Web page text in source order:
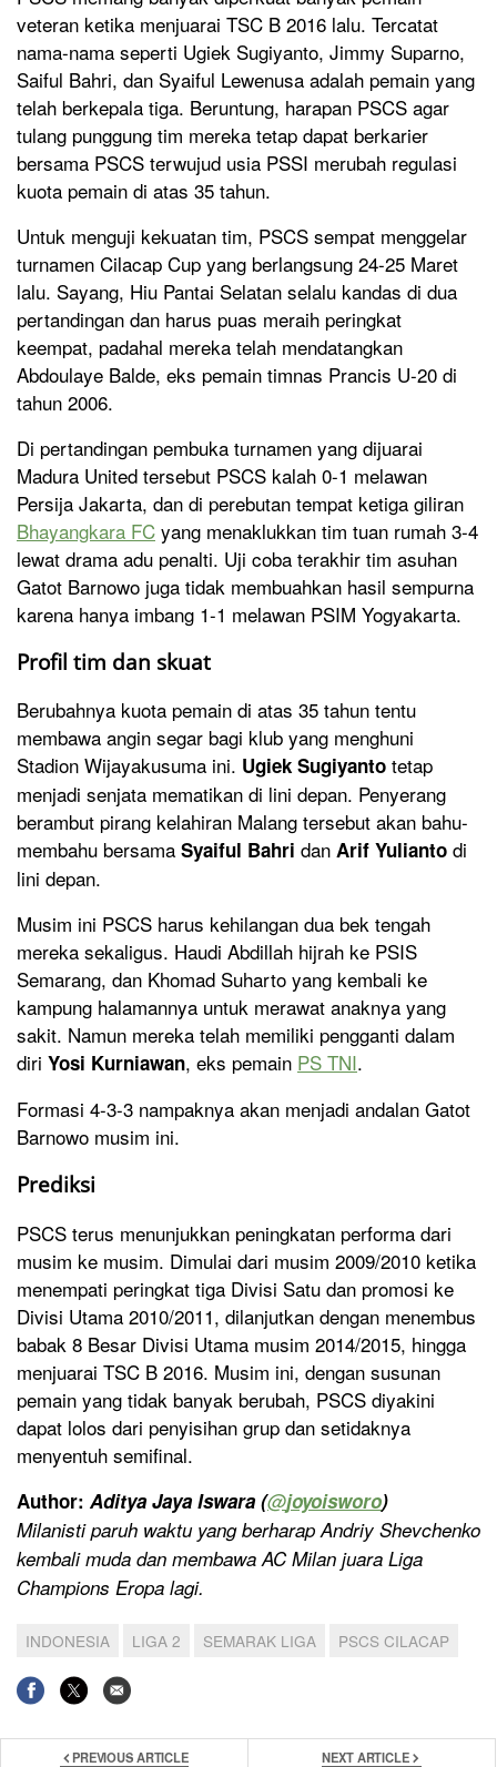
veteran ketika menjuarai TSC B 2016 lalu. Tercatat
nama-nama seperti Ugiek Sugiyanto, Jimmy Suparno,
Saiful Bahri, dan Syaiful Lewenusa adalah pemain yang
telah berkepala tiga. Beruntung, harapan PSCS agar
tulang punggung tim mereka tetap dapat berkarier
bersama PSCS terwujud usia PSSI merubah regulasi
kuota pemain di atas 35 tahun.
Untuk menguji kekuatan tim, PSCS sempat menggelar
turnamen Cilacap Cup yang berlangsung 24-25 Maret
lalu. Sayang, Hiu Pantai Selatan selalu kandas di dua
pertandingan dan harus puas meraih peringkat
keempat, padahal mereka telah mendatangkan
Abdoulaye Balde, eks pemain timnas Prancis U-20 di
tahun 2006.
Di pertandingan pembuka turnamen yang dijuarai
Madura United tersebut PSCS kalah 0-1 melawan
Persija Jakarta, dan di perebutan tempat ketiga giliran
Bhayangkara FC yang menaklukkan tim tuan rumah 3-4
lewat drama adu penalti. Uji coba terakhir tim asuhan
Gatot Barnowo juga tidak membuahkan hasil sempurna
karena hanya imbang 1-1 melawan PSIM Yogyakarta.
Profil tim dan skuat
Berubahnya kuota pemain di atas 35 tahun tentu
membawa angin segar bagi klub yang menghuni
Stadion Wijayakusuma ini. Ugiek Sugiyanto tetap
menjadi senjata mematikan di lini depan. Penyerang
berambut pirang kelahiran Malang tersebut akan bahu-
membahu bersama Syaiful Bahri dan Arif Yulianto di
lini depan.
Musim ini PSCS harus kehilangan dua bek tengah
mereka sekaligus. Haudi Abdillah hijrah ke PSIS
Semarang, dan Khomad Suharto yang kembali ke
kampung halamannya untuk merawat anaknya yang
sakit. Namun mereka telah memiliki pengganti dalam
diri Yosi Kurniawan, eks pemain PS TNI.
Formasi 4-3-3 nampaknya akan menjadi andalan Gatot
Barnowo musim ini.
Prediksi
PSCS terus menunjukkan peningkatan performa dari
musim ke musim. Dimulai dari musim 2009/2010 ketika
menempati peringkat tiga Divisi Satu dan promosi ke
Divisi Utama 2010/2011, dilanjutkan dengan menembus
babak 8 Besar Divisi Utama musim 2014/2015, hingga
menjuarai TSC B 2016. Musim ini, dengan susunan
pemain yang tidak banyak berubah, PSCS diyakini
dapat lolos dari penyisihan grup dan setidaknya
menyentuh semifinal.
Author: Aditya Jaya Iswara (@joyoisworo)
Milanisti paruh waktu yang berharap Andriy Shevchenko
kembali muda dan membawa AC Milan juara Liga
Champions Eropa lagi.
INDONESIA LIGA 2 SEMARAK LIGA PSCS CILACAP
PREVIOUS ARTICLE NEXT ARTICLE